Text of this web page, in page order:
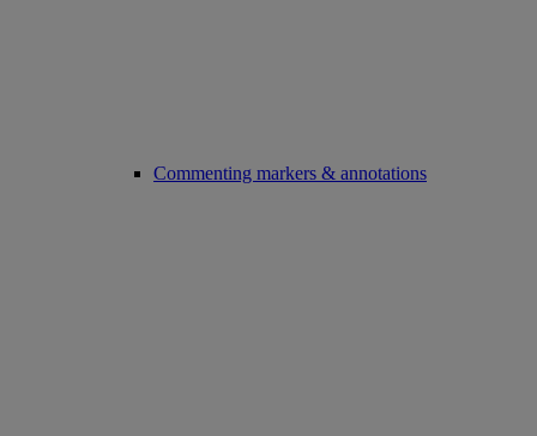
Commenting markers & annotations